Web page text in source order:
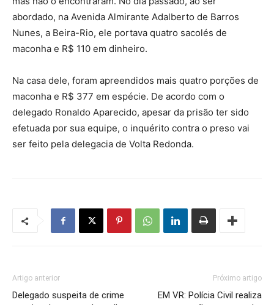
abordado, na Avenida Almirante Adalberto de Barros
Nunes, a Beira-Rio, ele portava quatro sacolés de
maconha e R$ 110 em dinheiro.
Na casa dele, foram apreendidos mais quatro porções de
maconha e R$ 377 em espécie. De acordo com o
delegado Ronaldo Aparecido, apesar da prisão ter sido
efetuada por sua equipe, o inquérito contra o preso vai
ser feito pela delegacia de Volta Redonda.
Artigo anterior
Delegado suspeita de crime
Próximo artigo
EM VR: Polícia Civil realiza